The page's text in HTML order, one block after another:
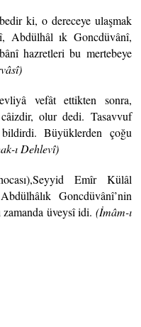
ki, o dereceye ulaşmak
Abdülhâl ık Goncdüvânî,
hazretleri bu mertebeye
vefât ettikten sonra,
olur dedi. Tasavvuf
Büyüklerden çoğu
ı Dehlevî)
Emîr Külâl
Goncdüvânî’nin
üveysî idi. (İmâm-ı